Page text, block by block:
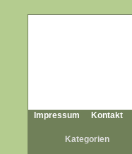
Impressum Kontakt
Kategorien